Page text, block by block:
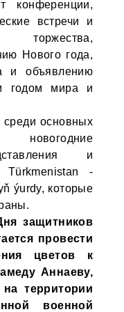
конференции,
встречи и
торжества,
Нового года,
и объявлению
годом мира и
основных
и
Türkmenistan -
ýurdy, которые
защитников
провести
цветов к
Аннаеву,
территории
военной